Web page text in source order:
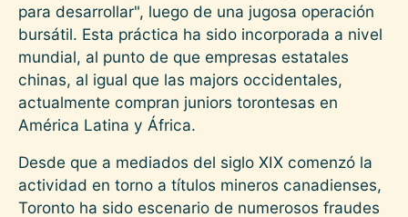
para desarrollar", luego de una jugosa operación
bursátil. Esta práctica ha sido incorporada a nivel
mundial, al punto de que empresas estatales
chinas, al igual que las majors occidentales,
actualmente compran juniors torontesas en
América Latina y África.
Desde que a mediados del siglo XIX comenzó la
actividad en torno a títulos mineros canadienses,
Toronto ha sido escenario de numerosos fraudes